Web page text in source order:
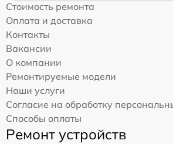
Стоимость ремонта
Оплата и доставка
Контакты
Вакансии
О компании
Ремонтируемые модели
Наши услуги
Согласие на обработку
Способы оплаты
Ремонт устройств